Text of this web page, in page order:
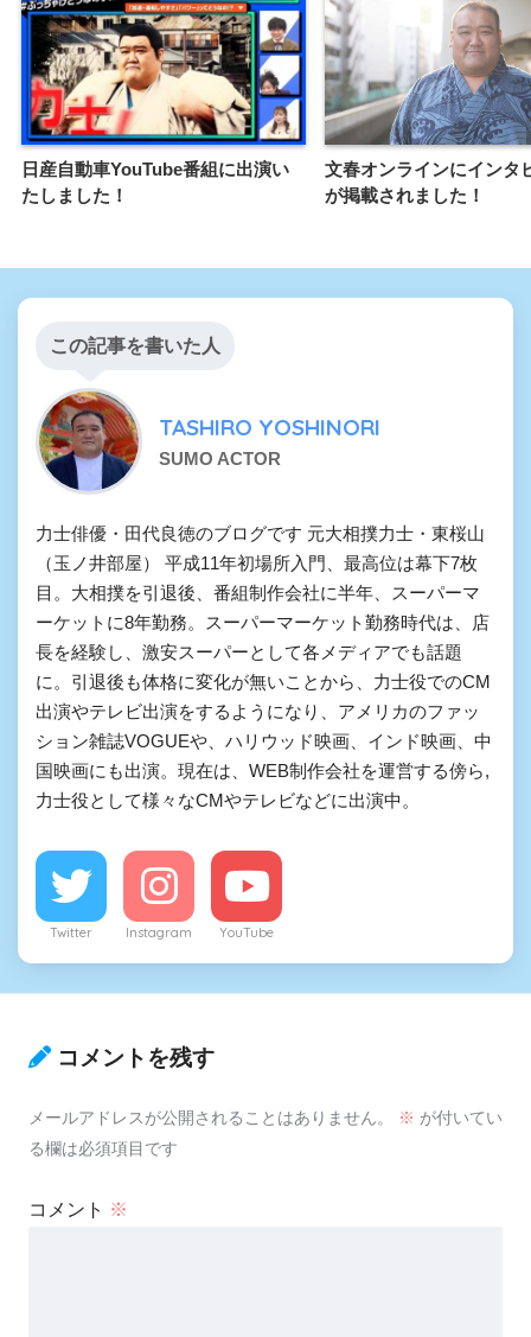
日産自動車YouTube番組に出演い
たしました！
文春オンラインにインタ
が掲載されました！
この記事を書いた人
TASHIRO YOSHINORI
SUMO ACTOR
力士俳優・田代良徳のブログです 元大相撲力士・東桜山
（玉ノ井部屋） 平成11年初場所入門、最高位は幕下7枚
目。大相撲を引退後、番組制作会社に半年、スーパーマ
ーケットに8年勤務。スーパーマーケット勤務時代は、店
長を経験し、激安スーパーとして各メディアでも話題
に。引退後も体格に変化が無いことから、力士役でのCM
出演やテレビ出演をするようになり、アメリカのファッ
ション雑誌VOGUEや、ハリウッド映画、インド映画、中
国映画にも出演。現在は、WEB制作会社を運営する傍ら,
力士役として様々なCMやテレビなどに出演中。
Twitter Instagram YouTube
コメントを残す
メールアドレスが公開されることはありません。 ※ が付いてい
る欄は必須項目です
コメント ※